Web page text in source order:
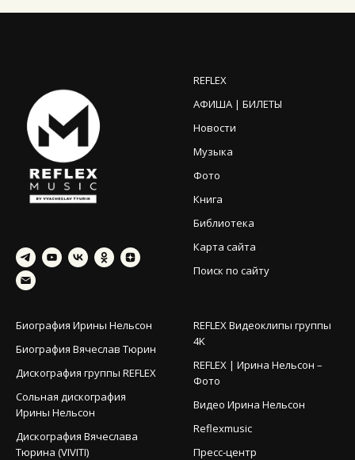
REFLEX
АФИША | БИЛЕТЫ
Новости
Музыка
Фото
Книга
Библиотека
Карта сайта
Поиск по сайту
Биография Ирины Нельсон
Биография Вячеслав Тюрин
Дискография группы REFLEX
Сольная дискография
Ирины Нельсон
Дискография Вячеслава
Тюрина (VIVITI)
REFLEX Видеоклипы группы
4K
REFLEX | Ирина Нельсон –
Фото
Видео Ирина Нельсон
Reflexmusic
Пресс-центр